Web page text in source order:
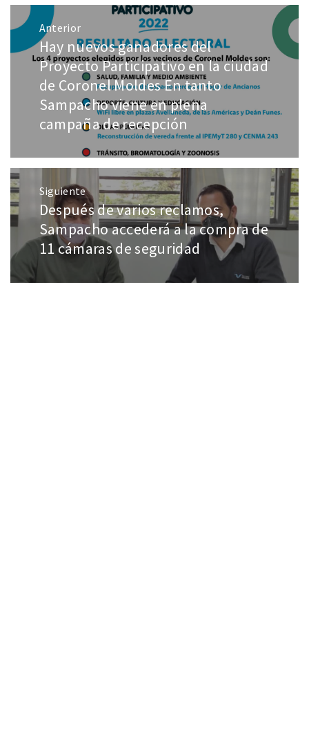
Anterior
Hay nuevos ganadores del
Proyecto Participativo en la ciudad
de Coronel Moldes En tanto
Sampacho viene en plena
campaña de recepción
Siguiente
Después de varios reclamos,
Sampacho accederá a la compra de
11 cámaras de seguridad